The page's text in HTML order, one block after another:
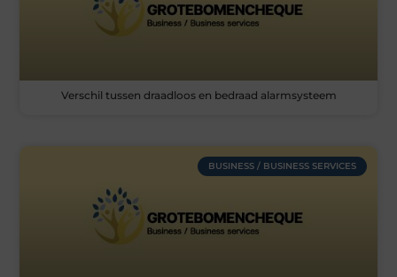
Verschil tussen draadloos en bedraad alarmsysteem
BUSINESS / BUSINESS SERVICES